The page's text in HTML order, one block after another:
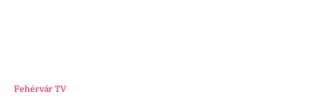
Fehérvár TV